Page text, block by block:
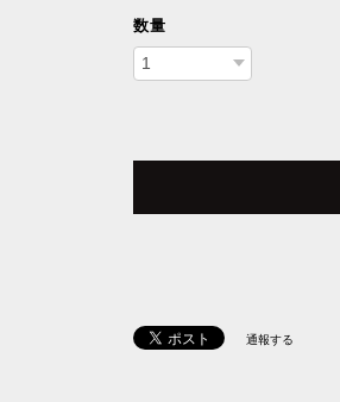
数量
通報する